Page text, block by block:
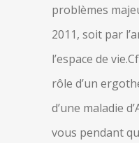
problèmes
2011, soit par
l’espace de
rôle d’un
d’une maladie
vous pendant